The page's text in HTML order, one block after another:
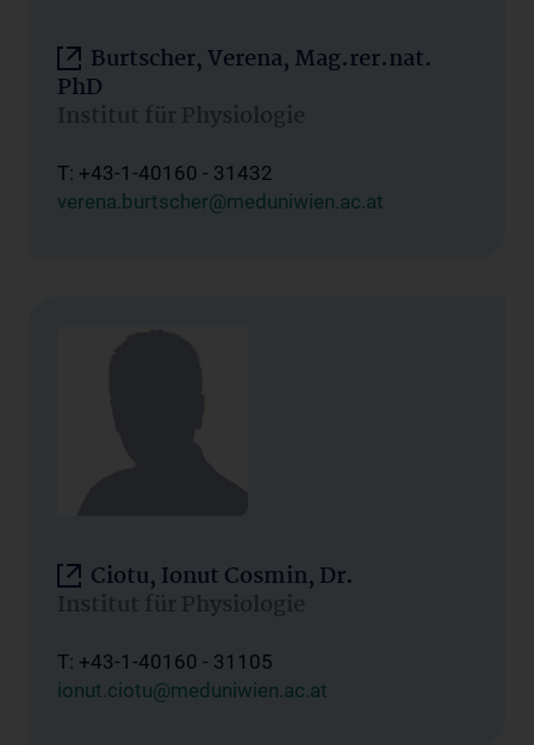
Burtscher, Verena, Mag.rer.nat.
PhD
Institut für Physiologie
T: +43-1-40160 - 31432
verena.burtscher@meduniwien.ac.at
Ciotu, Ionut Cosmin, Dr.
Institut für Physiologie
T: +43-1-40160 - 31105
ionut.ciotu@meduniwien.ac.at